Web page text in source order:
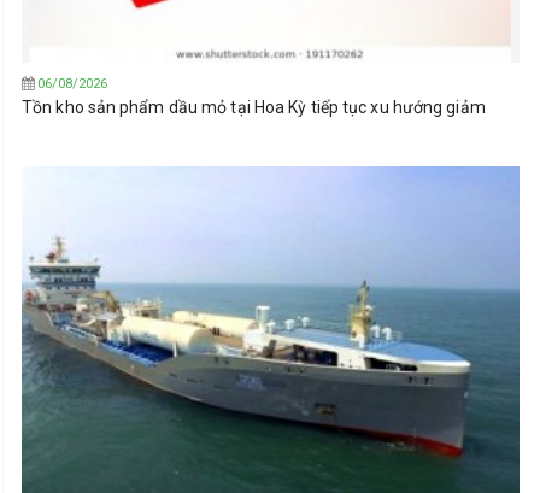
06/08/2026
Tồn kho sản phẩm dầu mỏ tại Hoa Kỳ tiếp tục xu hướng giảm